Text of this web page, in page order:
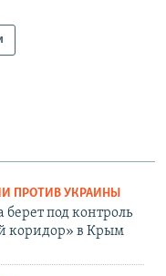
ПРОТИВ УКРАИНЫ
под контроль
коридор» в Крым